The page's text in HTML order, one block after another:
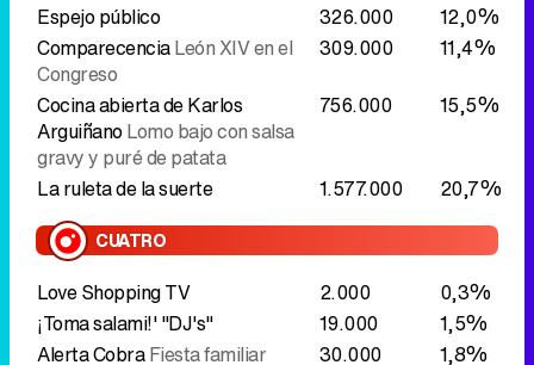
Espejo público 326.000
12,0%
ComparecenciaLeón XIV en el
Congreso
309.000
11,4%
Cocina abierta de Karlos
ArguiñanoLomo bajo con salsa
gravy y puré de patata
756.000 15,5%
La ruleta de la suerte 1.577.000 20,7%
CUATRO
Love Shopping TV 2.000
0,3%
¡Toma salami!' "DJ's"
19.000
1,5%
Alerta CobraFiesta familiar 30.000
1,8%